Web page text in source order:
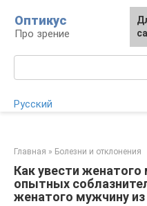
контенту
Оптикус
Про зрение
Русский
Главная » Болезни и отклонения
Как увести
опытных
женатого мужчину